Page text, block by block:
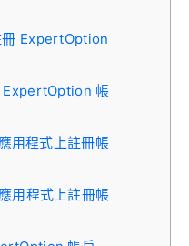
ExpertOption
ExpertOption 帳
用程式上註冊帳
用程式上註冊帳